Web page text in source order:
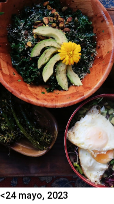
<24 mayo, 2023